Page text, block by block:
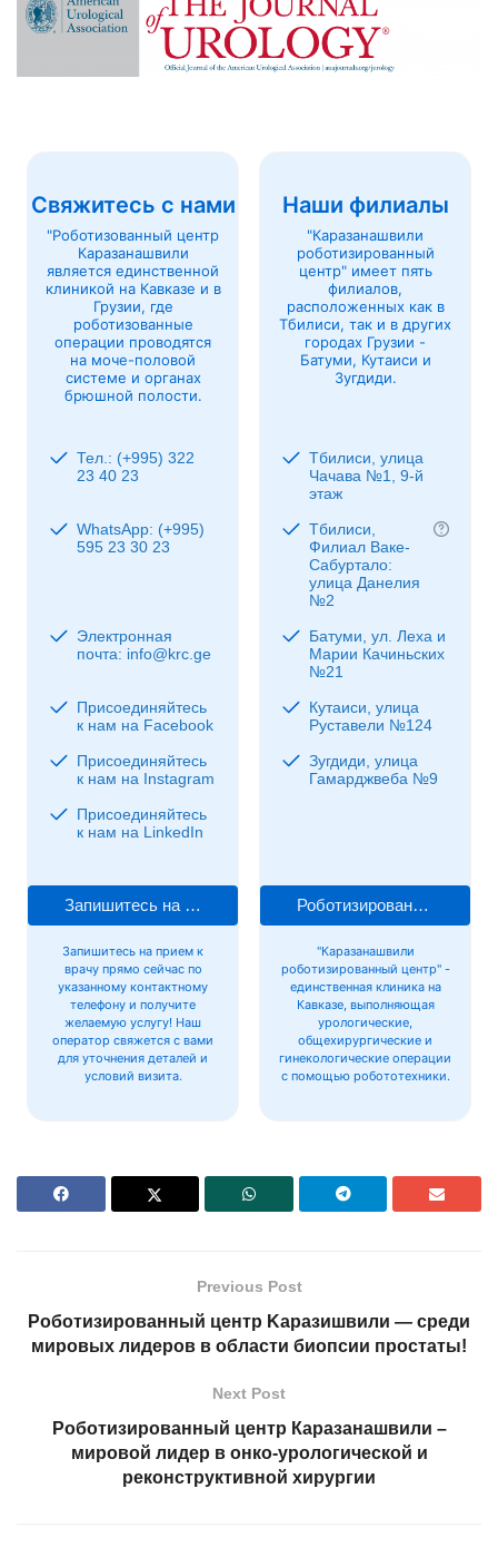
Свяжитесь с нами
"Роботизованный центр
Каразанашвили
является единственной
клиникой на Кавказе и в
Грузии, где
роботизованные
операции проводятся
на моче-половой
системе и органах
брюшной полости.
Тел.: (+995) 322
23 40 23
WhatsApp: (+995)
595 23 30 23
Электронная
почта: info@krc.ge
Присоединяйтесь
к нам на Facebook
Присоединяйтесь
к нам на Instagram
Присоединяйтесь
к нам на LinkedIn
Запишитесь на прием к врачу
Запишитесь на прием к
врачу прямо сейчас по
указанному контактному
телефону и получите
желаемую услугу! Наш
оператор свяжется с вами
для уточнения деталей и
условий визита.
Наши филиалы
"Каразанашвили
роботизированный
центр" имеет пять
филиалов,
расположенных как в
Тбилиси, так и в других
городах Грузии -
Батуми, Кутаиси и
Зугдиди.
Тбилиси, улица
Чачава №1, 9-й
этаж
Тбилиси,
Филиал Ваке-
Сабуртало:
улица Данелия
№2
Батуми, ул. Леха и
Марии Качиньских
№21
Кутаиси, улица
Руставели №124
Зугдиди, улица
Гамарджвеба №9
Роботизированная хирургия
"Каразанашвили
роботизированный центр" -
единственная клиника на
Кавказе, выполняющая
урологические,
общехирургические и
гинекологические операции
с помощью робототехники.
Previous Post
Роботизированный центр Kаразишвили — среди
мировых лидеров в области биопсии простаты!
Next Post
Роботизированный центр Каразанашвили –
мировой лидер в онко-урологической и
реконструктивной хирургии